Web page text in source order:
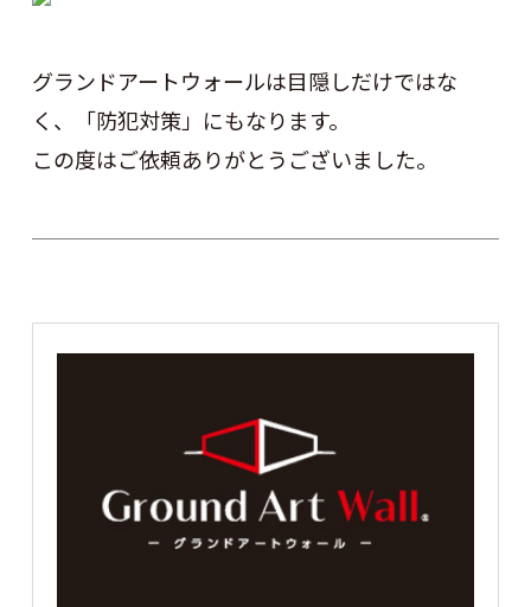
グランドアートウォールは目隠しだけではな
く、「防犯対策」にもなります。
この度はご依頼ありがとうございました。